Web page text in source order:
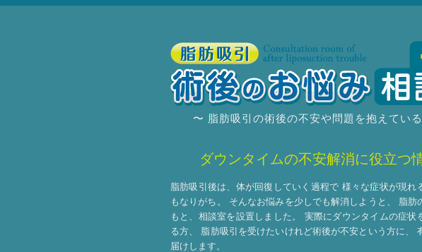
〜 脂肪吸引の術後の不安や問題を抱えてい
ダウンタイムの不安解消に役立つ
脂肪吸引後は、体が回復していく過程で 様々な症状が現れ
もなりがち。
そんなお悩みを少しでも解消しようと、
脂肪
もと、相談室を設置しました。
実際にダウンタイムの症状
る方、
脂肪吸引を受けたいけれど術後が不安という方に、
届けします。